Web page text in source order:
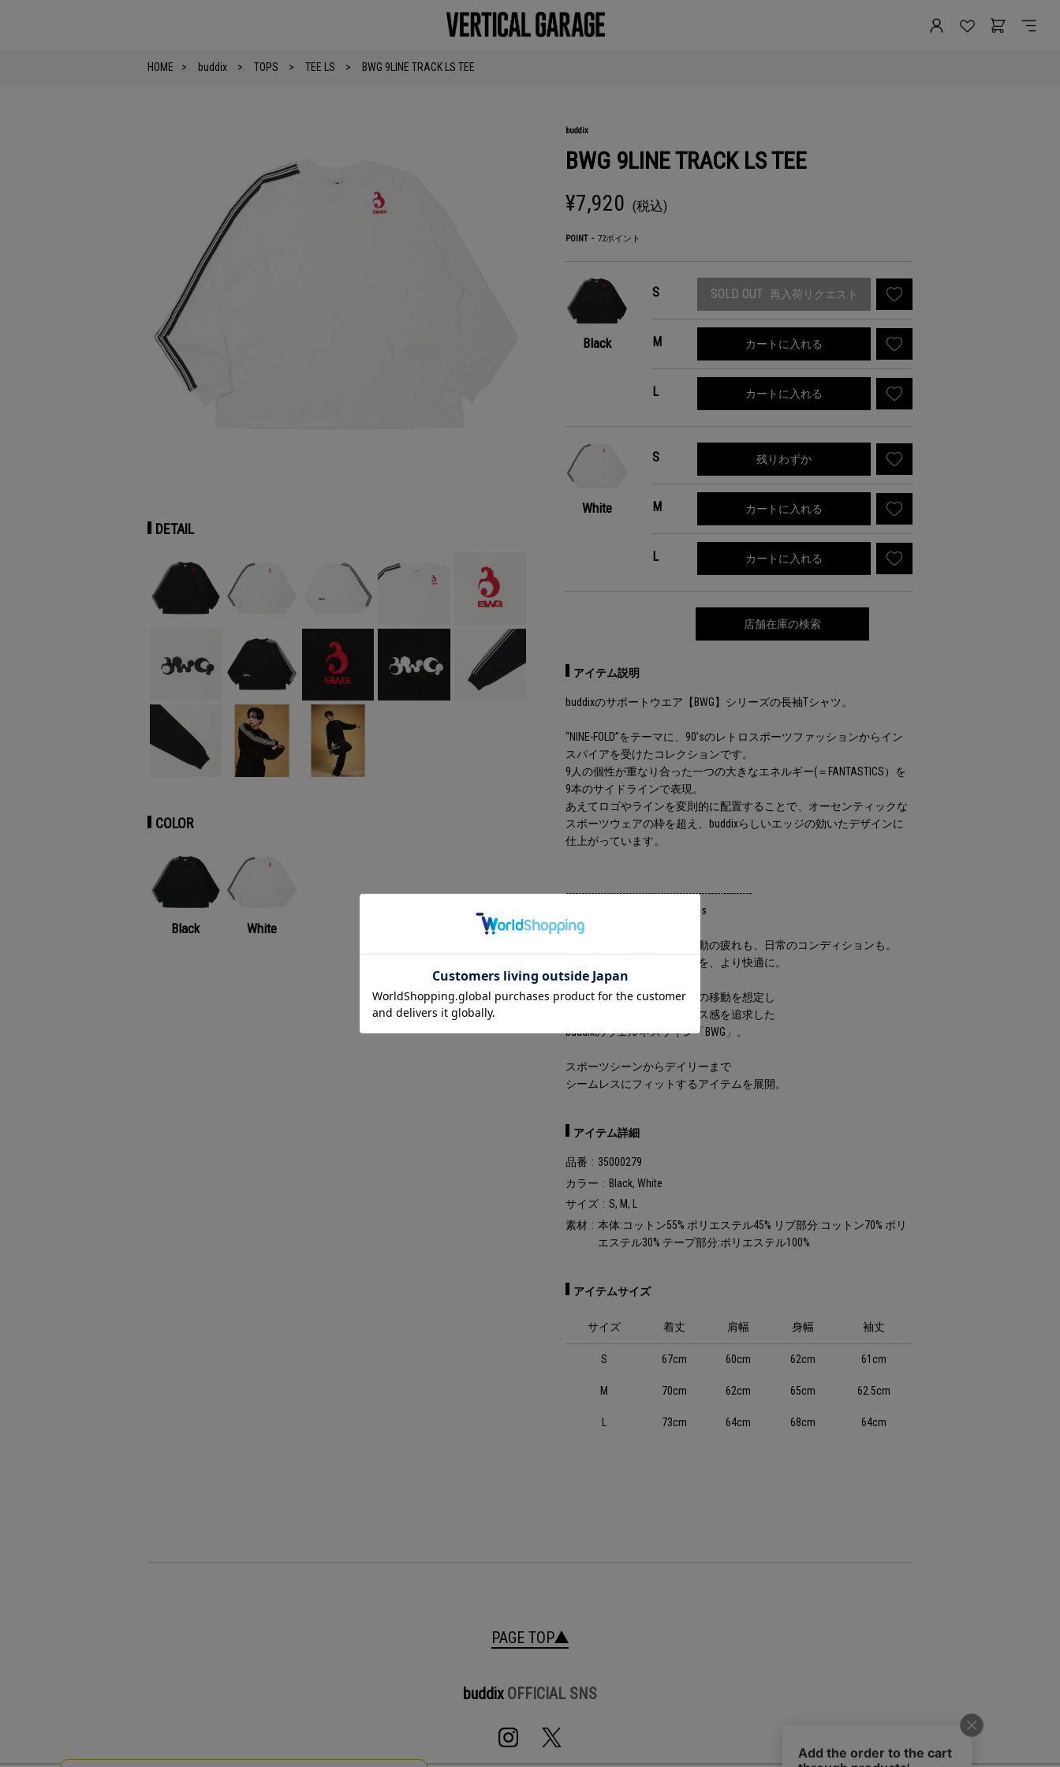
HOME buddix TOPS TEE LS BWG 9LINE TRACK LS TEE
DETAIL
COLOR
Black White
buddix
BWG 9LINE TRACK LS TEE
¥7,920 (税込)
POINT 72ポイント
Black
S SOLD OUT 再入荷リクエスト
M カートに入れる
L カートに入れる
White
S 残りわずか
M カートに入れる
L カートに入れる
店舗在庫の検索
アイテム説明
buddixのサポートウエア【BWG】シリーズの長袖Tシャツ。
“NINE-FOLD”をテーマに、90’sのレトロスポーツファッションからイン
スパイアを受けたコレクションです。
9人の個性が重なり合った一つの大きなエネルギー(＝FANTASTICS）を
9本のサイドラインで表現。
あえてロゴやラインを変則的に配置することで、オーセンティックな
スポーツウェアの枠を超え、buddixらしいエッジの効いたデザインに
仕上がっています。
-----------------------------------------------------------
BWG ー Buddix Wellness Goods
ライブへ向かう時間も、移動の疲れも、日常のコンディションも。
音楽を楽しむすべての時間を、より快適に。
アクティブな動きや長時間の移動を想定し
機能性・着心地・リラックス感を追求した
buddixのウェルネスライン「BWG」。
スポーツシーンからデイリーまで
シームレスにフィットするアイテムを展開。
アイテム詳細
品番
35000279
カラー
Black, White
サイズ
S, M, L
素材
本体:コットン55% ポリエステル45% リブ部分:コットン70% ポリ
エステル30% テープ部分:ポリエステル100%
アイテムサイズ
サイズ 着丈 肩幅 身幅 袖丈
S 67cm 60cm 62cm 61cm
M 70cm 62cm 65cm 62.5cm
73cm 64cm 68cm 64cm
PAGE TOP
buddix OFFICIAL SNS